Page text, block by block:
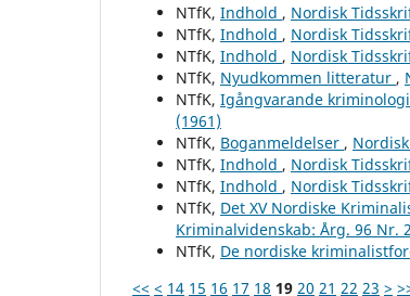
NTfK, Indhold , Nordisk
NTfK, Indhold , Nordisk
NTfK, Indhold , Nordisk
NTfK, Nyudkommen litteratur ,
NTfK, Igångvarande
(1961)
NTfK, Boganmeldelser ,
NTfK, Indhold , Nordisk
NTfK, Indhold , Nordisk
NTfK, Det XV Nordiske
Kriminalvidenskab: Årg. 96 Nr.
NTfK, De nordiske
<< < 14 15 16 17 18 19 20 21 22 23 >